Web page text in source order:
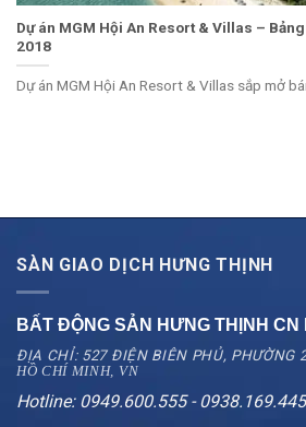
Dự án MGM Hội An Resort & Villas –
2018
Dự án MGM Hội An Resort & Villas sắp mở
SÀN GIAO DỊCH HƯNG THỊNH
BẤT ĐỘNG SẢN HƯNG THỊNH CN
ĐỊA CHỈ: 527 ĐIỆN BIÊN PHỦ, PHƯỜNG
HỒ CHÍ MINH, VN
Hotline: 0949.600.555 - 0938.169.445